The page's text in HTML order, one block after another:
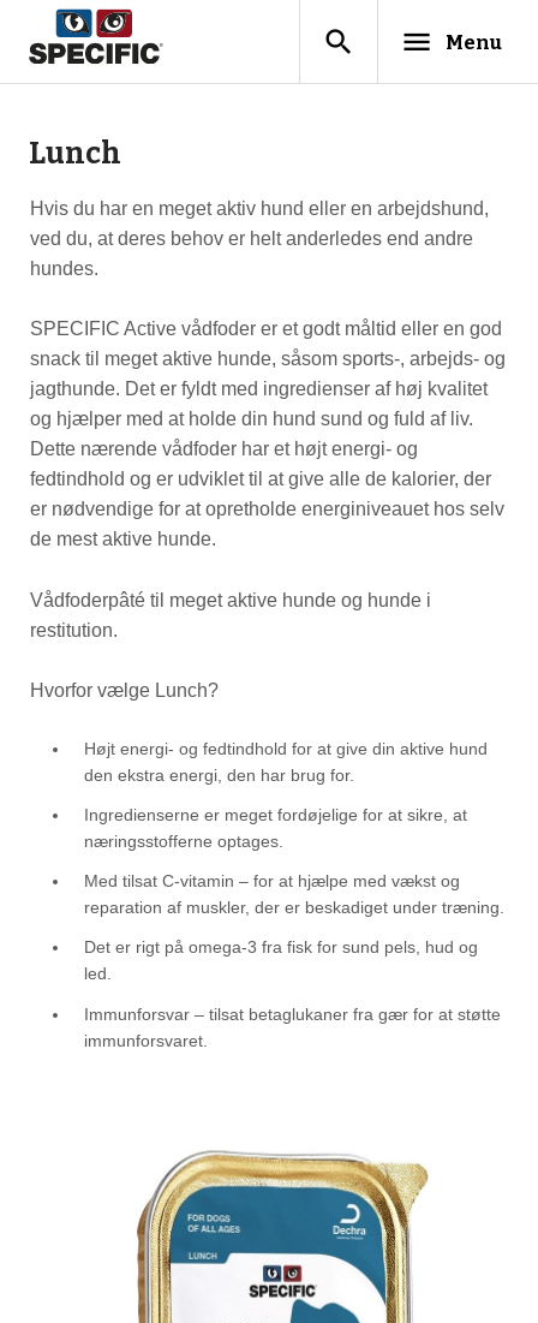
search menu Menu
Lunch
Hvis du har en meget aktiv hund eller en arbejdshund,
ved du, at deres behov er helt anderledes end andre
hundes.
SPECIFIC Active vådfoder er et godt måltid eller en god
snack til meget aktive hunde, såsom sports-, arbejds- og
jagthunde. Det er fyldt med ingredienser af høj kvalitet
og hjælper med at holde din hund sund og fuld af liv.
Dette nærende vådfoder har et højt energi- og
fedtindhold og er udviklet til at give alle de kalorier, der
er nødvendige for at opretholde energiniveauet hos selv
de mest aktive hunde.
Vådfoderpâté til meget aktive hunde og hunde i
restitution.
Hvorfor vælge Lunch?
Højt energi- og fedtindhold for at give din aktive hund
den ekstra energi, den har brug for.
Ingredienserne er meget fordøjelige for at sikre, at
næringsstofferne optages.
Med tilsat C-vitamin – for at hjælpe med vækst og
reparation af muskler, der er beskadiget under træning.
Det er rigt på omega-3 fra fisk for sund pels, hud og
led.
Immunforsvar – tilsat betaglukaner fra gær for at støtte
immunforsvaret.